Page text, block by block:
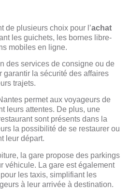
de plusieurs choix pour l’achat
les guichets, les bornes libre-
mobiles en ligne.
des services de consigne ou de
garantir la sécurité des affaires
trajets.
permet aux voyageurs de
leurs attentes. De plus, une
sont présents dans la
la possibilité de se restaurer ou
leur départ.
la gare propose des parkings
véhicule. La gare est également
les taxis, simplifiant les
à leur arrivée à destination.